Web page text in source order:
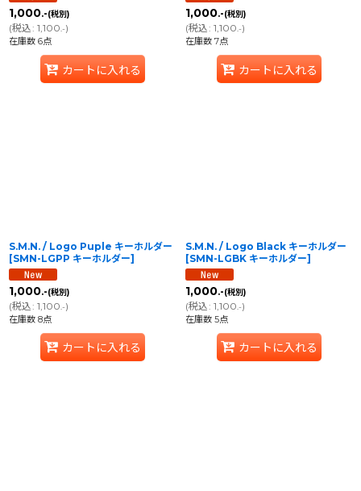
1,000.-(税別)
(税込: 1,100.-)
在庫数 6点
カートに入れる
1,000.-(税別)
(税込: 1,100.-)
在庫数 7点
カートに入れる
S.M.N. / Logo Puple キーホルダー
[SMN-LGPP キーホルダー]
1,000.-(税別)
(税込: 1,100.-)
在庫数 8点
カートに入れる
S.M.N. / Logo Black キーホルダー
[SMN-LGBK キーホルダー]
1,000.-(税別)
(税込: 1,100.-)
在庫数 5点
カートに入れる